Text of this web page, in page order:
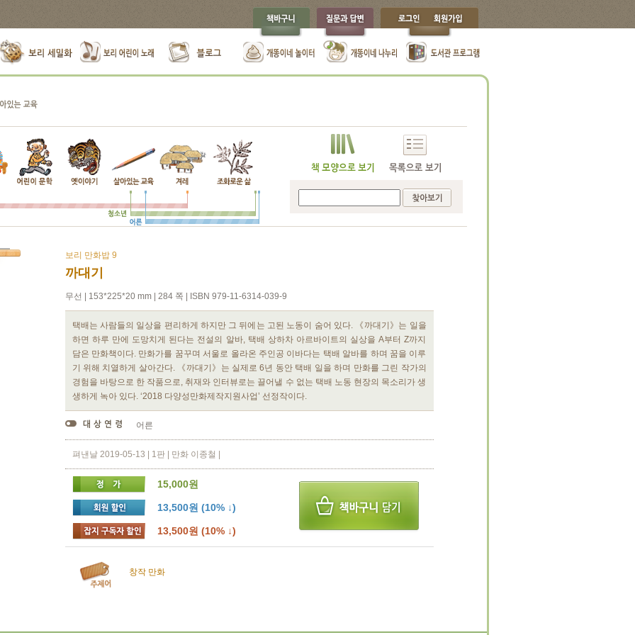
보리 만화밥 9
까대기
무선 | 153*225*20 mm | 284 쪽 | ISBN 979-11-6314-039-9
택배는 사람들의 일상을 편리하게 하지만 그 뒤에는 고된 노동이 숨어 있다. 《까대기》는 일을
하면 하루 만에 도망치게 된다는 전설의 알바, 택배 상하차 아르바이트의 실상을 A부터 Z까지
담은 만화책이다. 만화가를 꿈꾸며 서울로 올라온 주인공 이바다는 택배 알바를 하며 꿈을 이루
기 위해 치열하게 살아간다. 《까대기》는 실제로 6년 동안 택배 일을 하며 만화를 그린 작가의
경험을 바탕으로 한 작품으로, 취재와 인터뷰로는 끌어낼 수 없는 택배 노동 현장의 목소리가 생
생하게 녹아 있다. ‘2018 다양성만화제작지원사업’ 선정작이다.
어른
펴낸날 2019-05-13 | 1판 | 만화 이종철 |
15,000원
13,500원 (10% ↓)
13,500원 (10% ↓)
창작 만화